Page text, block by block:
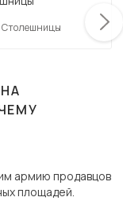
Столешницы
армию продавцов
площадей.